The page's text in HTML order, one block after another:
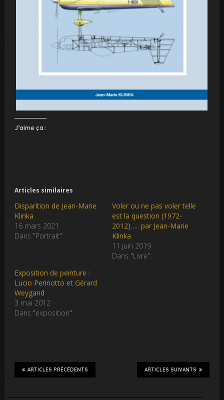
J’aime ça :
Articles similaires
Disparition de Jean-Marie
Klinka
16 mars 2021
Dans "Portrait"
Voler ou ne pas voler telle
est la question (1972-
2012)….. par Jean-Marie
Klinka
11 juin 2019
Dans "Livre"
Exposition de peinture :
Lucio Perinotto et Gérard
Weygand
3 mai 2012
Dans "exposition"
ARTICLES SUIVANTS
ARTICLES PRÉCÉDENTS